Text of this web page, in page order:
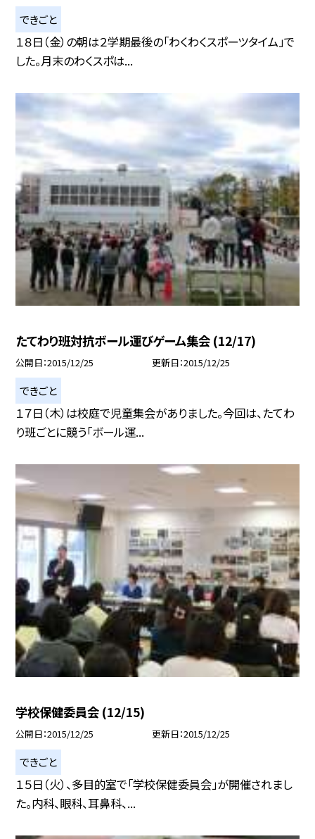
できごと
１８日（金）の朝は２学期最後の「わくわくスポーツタイム」で
した。月末のわくスポは...
たてわり班対抗ボール運びゲーム集会 (12/17)
公開日 2015/12/25 更新日 2015/12/25
できごと
１７日（木）は校庭で児童集会がありました。今回は、たてわ
り班ごとに競う「ボール運...
学校保健委員会 (12/15)
公開日 2015/12/25 更新日 2015/12/25
できごと
１５日（火）、多目的室で「学校保健委員会」が開催されまし
た。内科、眼科、耳鼻科、...